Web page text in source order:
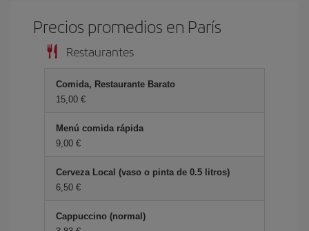
Precios promedios en París
Restaurantes
Comida, Restaurante Barato
15,00 €
Menú comida rápida
9,00 €
Cerveza Local (vaso o pinta de 0.5 litros)
6,50 €
Cappuccino (normal)